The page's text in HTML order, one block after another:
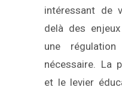
intéressant de
delà des
une
nécessaire. La
et le levier